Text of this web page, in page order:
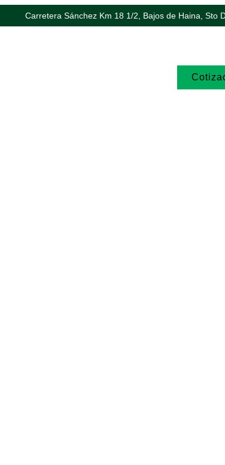
Carretera Sánchez Km 18 1/2, Bajos de Haina, Sto